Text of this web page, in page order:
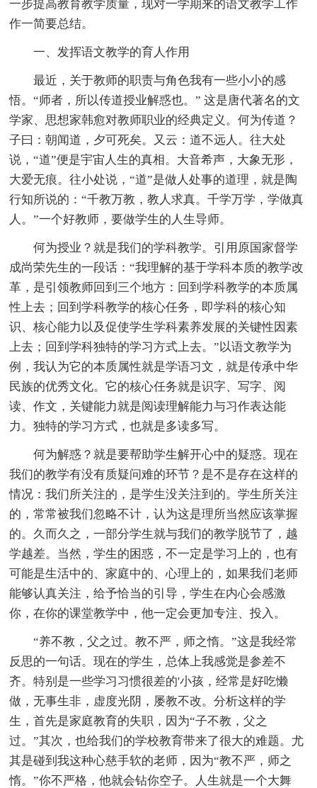
一步提高教育教学质量，现对一学期来的语文教学工作
作一简要总结。
一、发挥语文教学的育人作用
最近，关于教师的职责与角色我有一些小小的感
悟。“师者，所以传道授业解惑也。” 这是唐代著名的文
学家、思想家韩愈对教师职业的经典定义。何为传道？
子曰：朝闻道，夕可死矣。又云：道不远人。往大处
说，“道”便是宇宙人生的真相。大音希声，大象无形，
大爱无痕。往小处说，“道”是做人处事的道理，就是陶
行知所说的：“千教万教，教人求真。千学万学，学做真
人。”一个好教师，要做学生的人生导师。
何为授业？就是我们的学科教学。引用原国家督学
成尚荣先生的一段话：“我理解的基于学科本质的教学改
革，是引领教师回到三个地方：回到学科教学的本质属
性上去；回到学科教学的核心任务，即学科的核心知
识、核心能力以及促使学生学科素养发展的关键性因素
上去；回到学科独特的学习方式上去。”以语文教学为
例，我认为它的本质属性就是学语习文，就是传承中华
民族的优秀文化。它的核心任务就是识字、写字、阅
读、作文，关键能力就是阅读理解能力与习作表达能
力。独特的学习方式，也就是多读多写。
何为解惑？就是要帮助学生解开心中的疑惑。现在
我们的教学有没有质疑问难的环节？是不是存在这样的
情况：我们所关注的，是学生没关注到的。学生所关注
的，常常被我们忽略不计，认为这是理所当然应该掌握
的。久而久之，一部分学生就与我们的教学脱节了，越
学越差。当然，学生的困惑，不一定是学习上的，也有
可能是生活中的、家庭中的、心理上的，如果我们老师
能够认真关注，给予恰当的引导，学生在内心会感激
你，在你的课堂教学中，他一定会更加专注、投入。
“养不教，父之过。教不严，师之惰。”这是我经常
反思的一句话。现在的学生，总体上我感觉是参差不
齐。特别是一些学习习惯很差的'小孩，经常是好吃懒
做，无事生非，虚度光阴，屡教不改。分析这样的学
生，首先是家庭教育的失职，因为“子不教，父之
过。”其次，也给我们的学校教育带来了很大的难题。尤
其是碰到我这种心慈手软的老师，因为“教不严，师之
惰。”你不严格，他就会钻你空子。人生就是一个大舞